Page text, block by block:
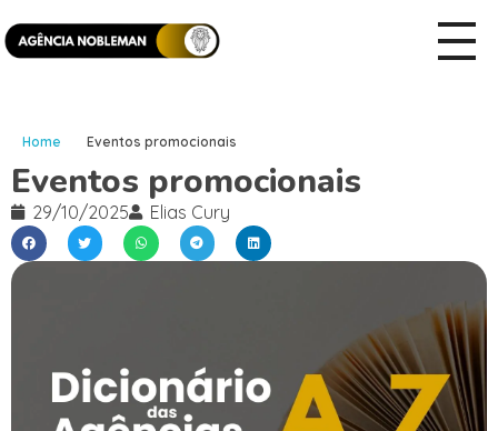
Home Eventos promocionais
Eventos promocionais
29/10/2025 Elias Cury